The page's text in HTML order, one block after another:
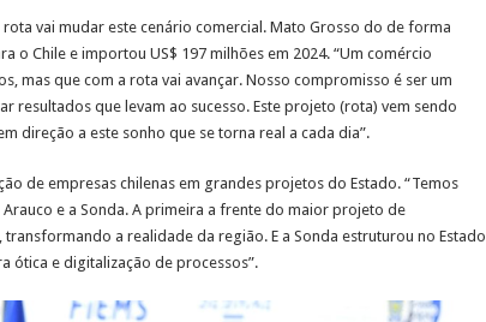
vai mudar este cenário comercial. Mato Grosso do de forma
o Chile e importou US$ 197 milhões em 2024. “Um comércio
mas que com a rota vai avançar. Nosso compromisso é ser um
resultados que levam ao sucesso. Este projeto (rota) vem sendo
direção a este sonho que se torna real a cada dia”.
de empresas chilenas em grandes projetos do Estado. “Temos
e a Sonda. A primeira a frente do maior projeto de
a realidade da região. E a Sonda estruturou no Estado
ótica e digitalização de processos”.